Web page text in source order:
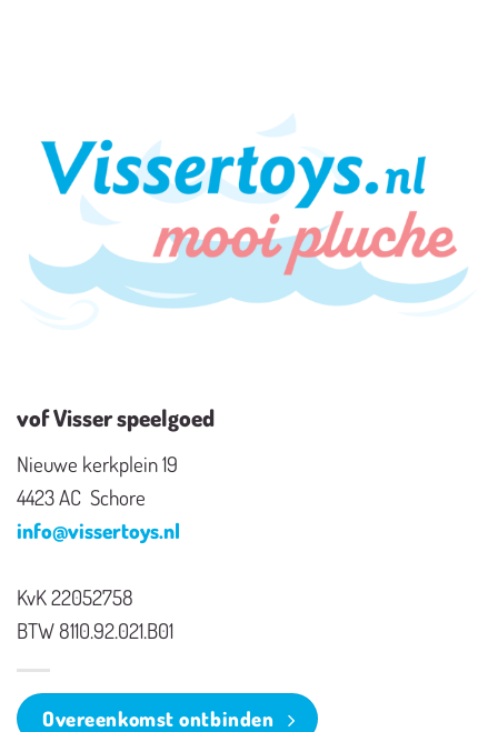
vof Visser speelgoed
Nieuwe kerkplein 19
4423 AC Schore
info@vissertoys.nl
KvK 22052758
BTW 8110.92.021.B01
Overeenkomst ontbinden